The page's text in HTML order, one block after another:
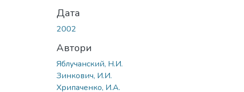
Дата
2002
Автори
Яблучанский, Н.И.
Зинкович, И.И.
Хрипаченко, И.А.